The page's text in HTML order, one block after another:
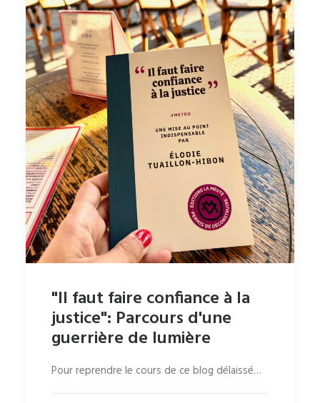
"Il faut faire confiance à la
justice": Parcours d'une
guerrière de lumière
Pour reprendre le cours de ce blog délaissé…